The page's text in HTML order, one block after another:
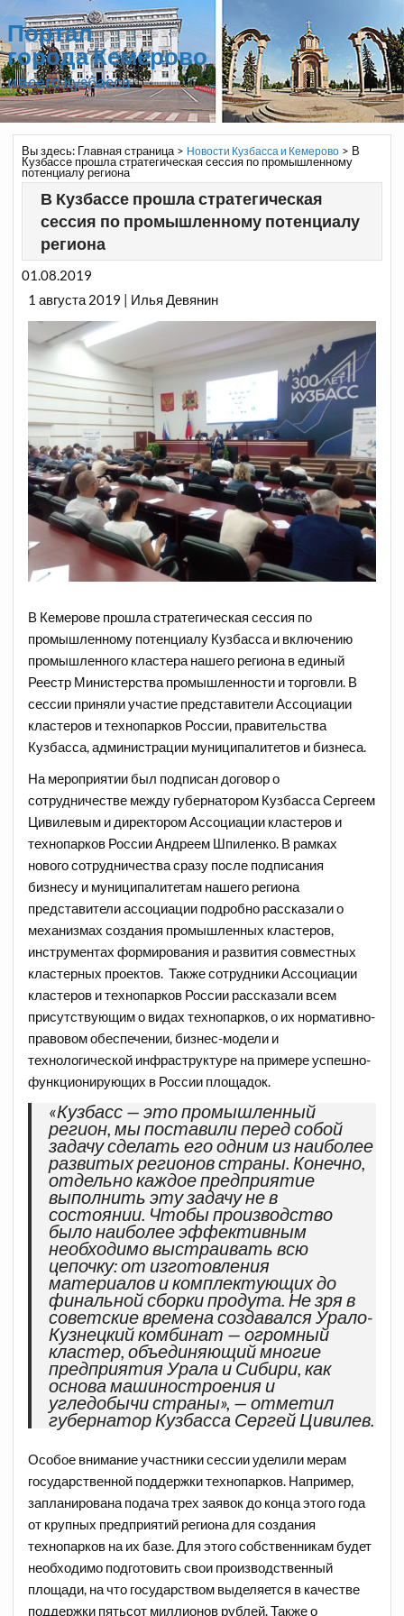
Портал
города Кемерово
и всего Кузбасса
Вы здесь: Главная страница> Новости Кузбасса и Кемерово> В
Кузбассе прошла стратегическая сессия по промышленному
потенциалу региона
В Кузбассе прошла стратегическая
сессия по промышленному потенциалу
региона
01.08.2019
1 августа 2019 | Илья Девянин
В Кемерове прошла стратегическая сессия по
промышленному потенциалу Кузбасса и включению
промышленного кластера нашего региона в единый
Реестр Министерства промышленности и торговли. В
сессии приняли участие представители Ассоциации
кластеров и технопарков России, правительства
Кузбасса, администрации муниципалитетов и бизнеса.
На мероприятии был подписан договор о
сотрудничестве между губернатором Кузбасса Сергеем
Цивилевым и директором Ассоциации кластеров и
технопарков России Андреем Шпиленко. В рамках
нового сотрудничества сразу после подписания
бизнесу и муниципалитетам нашего региона
представители ассоциации подробно рассказали о
механизмах создания промышленных кластеров,
инструментах формирования и развития совместных
кластерных проектов. Также сотрудники Ассоциации
кластеров и технопарков России рассказали всем
присутствующим о видах технопарков, о их нормативно-
правовом обеспечении, бизнес-модели и
технологической инфраструктуре на примере успешно-
функционирующих в России площадок.
«Кузбасс — это промышленный
регион, мы поставили перед собой
задачу сделать его одним из наиболее
развитых регионов страны. Конечно,
отдельно каждое предприятие
выполнить эту задачу не в
состоянии. Чтобы производство
было наиболее эффективным
необходимо выстраивать всю
цепочку: от изготовления
материалов и комплектующих до
финальной сборки продута. Не зря в
советские времена создавался Урало-
Кузнецкий комбинат — огромный
кластер, объединяющий многие
предприятия Урала и Сибири, как
основа машиностроения и
угледобычи страны», — отметил
губернатор Кузбасса Сергей Цивилев.
Особое внимание участники сессии уделили мерам
государственной поддержки технопарков. Например,
запланирована подача трех заявок до конца этого года
от крупных предприятий региона для создания
технопарков на их базе. Для этого собственникам будет
необходимо подготовить свои производственный
площади, на что государством выделяется в качестве
поддержки пятьсот миллионов рублей. Также о